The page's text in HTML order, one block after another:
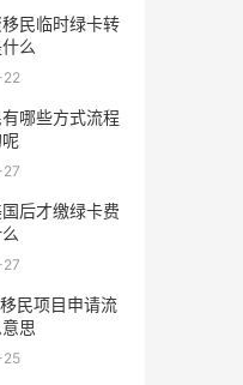
民临时绿卡转
么
哪些方式流程
后才缴绿卡费
民项目申请流
思